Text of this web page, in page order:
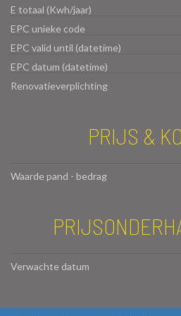
E totaal (Kwh/jaar)
EPC unieke code
EPC valid until (datetime)
EPC datum (datetime)
Renovatieverplichting
PRIJS &
Waarde pand - bedrag
Verwachte datum